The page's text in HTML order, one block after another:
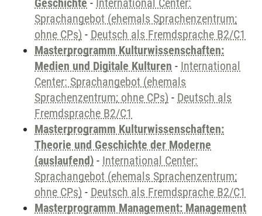
Geschichte - International Center:
Sprachangebot (ehemals Sprachenzentrum;
ohne CPs) - Deutsch als Fremdsprache B2/C1
Masterprogramm Kulturwissenschaften:
Medien und Digitale Kulturen - International
Center: Sprachangebot (ehemals
Sprachenzentrum; ohne CPs) - Deutsch als
Fremdsprache B2/C1
Masterprogramm Kulturwissenschaften:
Theorie und Geschichte der Moderne
(auslaufend) - International Center:
Sprachangebot (ehemals Sprachenzentrum;
ohne CPs) - Deutsch als Fremdsprache B2/C1
Masterprogramm Management: Management